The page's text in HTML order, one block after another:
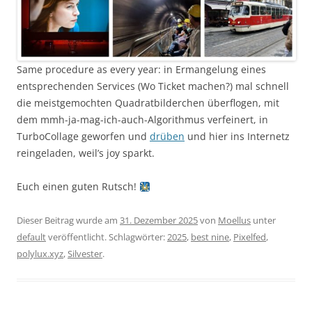
Same procedure as every year: in Ermangelung eines
entsprechenden Services (Wo Ticket machen?) mal schnell
die meistgemochten Quadratbilderchen überflogen, mit
dem mmh-ja-mag-ich-auch-Algorithmus verfeinert, in
TurboCollage geworfen und drüben und hier ins Internetz
reingeladen, weil’s joy sparkt.
Euch einen guten Rutsch!
Dieser Beitrag wurde am 31. Dezember 2025von Moellus unter
defaultveröffentlicht. Schlagwörter:2025, best nine, Pixelfed,
polylux.xyz,Silvester.